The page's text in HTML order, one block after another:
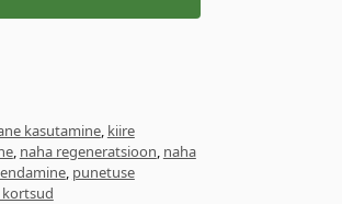
kasutamine, kiire
, naha regeneratsioon, naha
, punetuse